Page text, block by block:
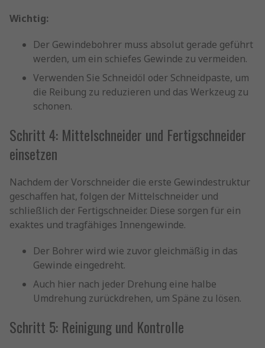
Wichtig:
Der Gewindebohrer muss absolut gerade geführt
werden, um ein schiefes Gewinde zu vermeiden.
Verwenden Sie Schneidöl oder Schneidpaste, um
die Reibung zu reduzieren und das Werkzeug zu
schonen.
Schritt 4: Mittelschneider und Fertigschneider
einsetzen
Nachdem der Vorschneider die erste Gewindestruktur
geschaffen hat, folgen der Mittelschneider und
schließlich der Fertigschneider. Diese sorgen für ein
exaktes und tragfähiges Innengewinde.
Der Bohrer wird wie zuvor gleichmäßig in das
Gewinde eingedreht.
Auch hier nach jeder Drehung eine halbe
Umdrehung zurückdrehen, um Späne zu lösen.
Schritt 5: Reinigung und Kontrolle